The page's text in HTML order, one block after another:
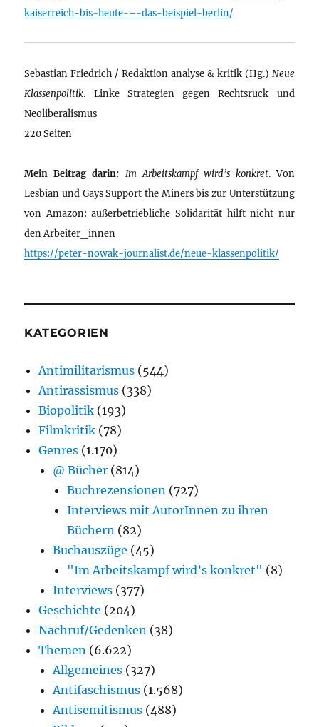
kaiserreich-bis-heute-–-das-beispiel-berlin/
Sebastian Friedrich / Redaktion analyse & kritik (Hg.) Neue
Klassenpolitik. Linke Strategien gegen Rechtsruck und
Neoliberalismus
220 Seiten
Mein Beitrag darin: Im Arbeitskampf wird’s konkret. Von
Lesbian und Gays Support the Miners bis zur Unterstützung
von Amazon: außerbetriebliche Solidarität hilft nicht nur
den Arbeiter_innen
https://peter-nowak-journalist.de/neue-klassenpolitik/
KATEGORIEN
Antimilitarismus (544)
Antirassismus (338)
Biopolitik (193)
Filmkritik (78)
Genres (1.170)
@ Bücher (814)
Buchrezensionen (727)
Interviews mit AutorInnen zu ihren
Büchern (82)
Buchauszüge (45)
"Im Arbeitskampf wird’s konkret" (8)
Interviews (377)
Geschichte (204)
Nachruf/Gedenken (38)
Themen (6.622)
Allgemeines (327)
Antifaschismus (1.568)
Antisemitismus (488)